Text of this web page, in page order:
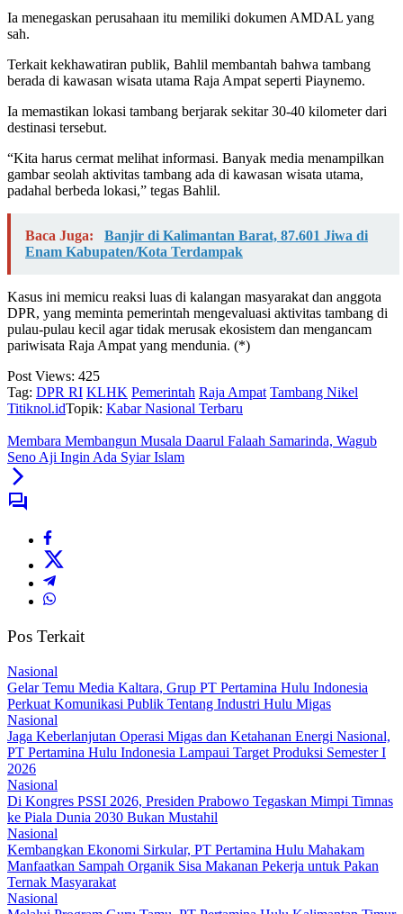
Ia menegaskan perusahaan itu memiliki dokumen AMDAL yang
sah.
Terkait kekhawatiran publik, Bahlil membantah bahwa tambang
berada di kawasan wisata utama Raja Ampat seperti Piaynemo.
Ia memastikan lokasi tambang berjarak sekitar 30-40 kilometer dari
destinasi tersebut.
“Kita harus cermat melihat informasi. Banyak media menampilkan
gambar seolah aktivitas tambang ada di kawasan wisata utama,
padahal berbeda lokasi,” tegas Bahlil.
Baca Juga:
Banjir di Kalimantan Barat, 87.601 Jiwa di
Enam Kabupaten/Kota Terdampak
Kasus ini memicu reaksi luas di kalangan masyarakat dan anggota
DPR, yang meminta pemerintah mengevaluasi aktivitas tambang di
pulau-pulau kecil agar tidak merusak ekosistem dan mengancam
pariwisata Raja Ampat yang mendunia. (*)
Post Views: 425
Tag: DPR RI KLHK Pemerintah Raja Ampat Tambang Nikel
Titiknol.idTopik: Kabar Nasional Terbaru
Membara Membangun Musala Daarul Falaah Samarinda, Wagub
Seno Aji Ingin Ada Syiar Islam
Pos Terkait
Nasional
Gelar Temu Media Kaltara, Grup PT Pertamina Hulu Indonesia
Perkuat Komunikasi Publik Tentang Industri Hulu Migas
Nasional
Jaga Keberlanjutan Operasi Migas dan Ketahanan Energi Nasional,
PT Pertamina Hulu Indonesia Lampaui Target Produksi Semester I
2026‎
Nasional
Di Kongres PSSI 2026, Presiden Prabowo Tegaskan Mimpi Timnas
ke Piala Dunia 2030 Bukan Mustahil
Nasional
Kembangkan Ekonomi Sirkular, PT Pertamina Hulu Mahakam
Manfaatkan Sampah Organik Sisa Makanan Pekerja untuk Pakan
Ternak Masyarakat
Nasional